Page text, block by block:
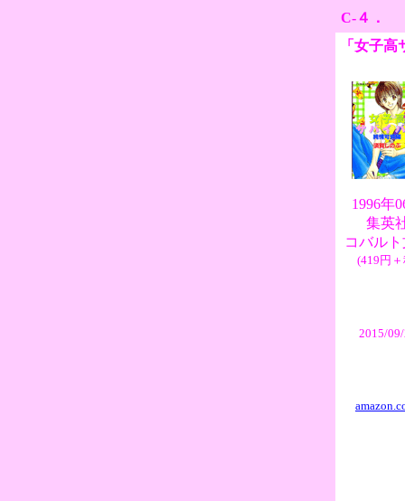
C-４．
「女子
1996年
集英
コバル
(419円
2015/